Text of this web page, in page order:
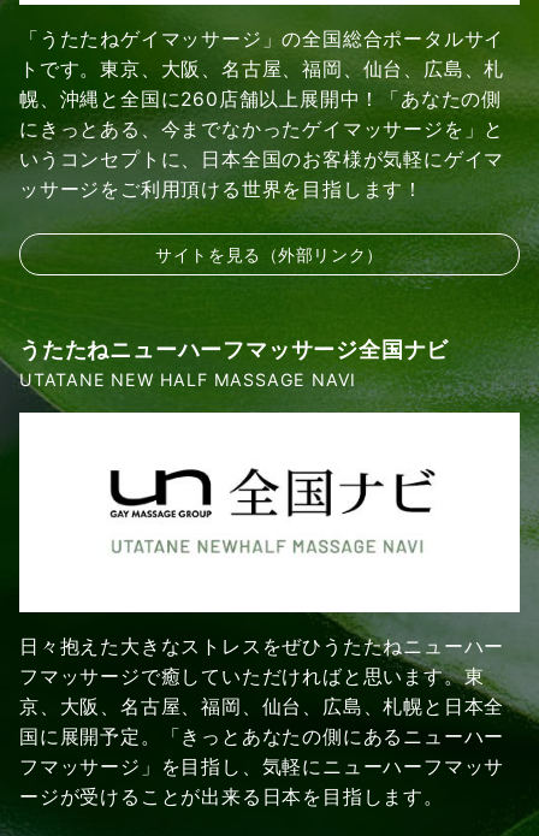
「うたたねゲイマッサージ」の全国総合ポータルサイ
トです。東京、大阪、名古屋、福岡、仙台、広島、札
幌、沖縄と全国に260店舗以上展開中！「あなたの側
にきっとある、今までなかったゲイマッサージを」と
いうコンセプトに、日本全国のお客様が気軽にゲイマ
ッサージをご利用頂ける世界を目指します！
サイトを見る（外部リンク）
うたたねニューハーフマッサージ全国ナビ
UTATANE NEW HALF MASSAGE NAVI
日々抱えた大きなストレスをぜひうたたねニューハー
フマッサージで癒していただければと思います。東
京、大阪、名古屋、福岡、仙台、広島、札幌と日本全
国に展開予定。「きっとあなたの側にあるニューハー
フマッサージ」を目指し、気軽にニューハーフマッサ
ージが受けることが出来る日本を目指します。